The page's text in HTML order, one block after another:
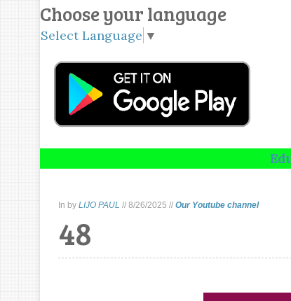
Choose your language
Select Language ▼
Education
In by LIJO PAUL // 8/26/2025 // Our Youtube channel
48